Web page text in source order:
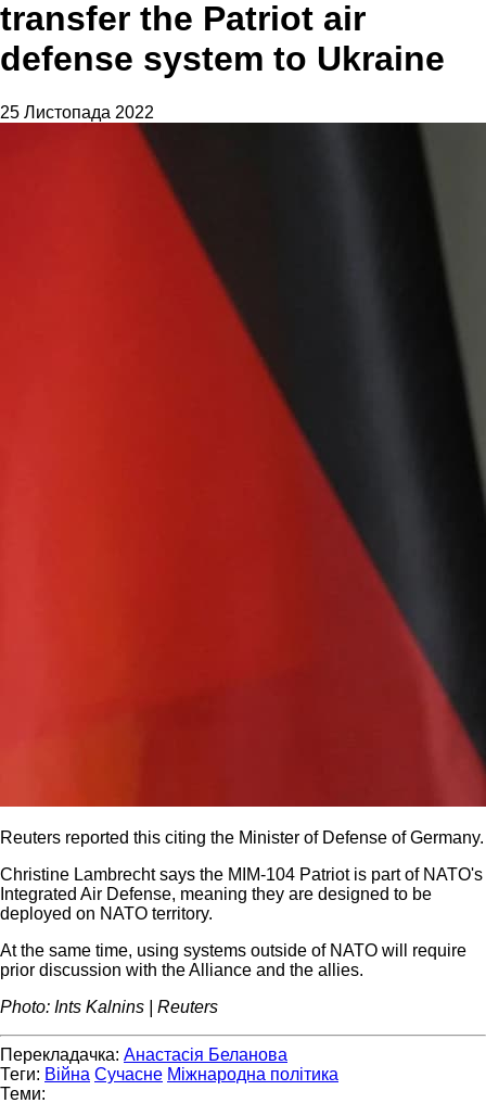
transfer the Patriot air
defense system to Ukraine
25 Листопада 2022
Reuters reported this citing the Minister of Defense of Germany.
Christine Lambrecht says the MIM-104 Patriot is part of NATO's
Integrated Air Defense, meaning they are designed to be
deployed on NATO territory.
At the same time, using systems outside of NATO will require
prior discussion with the Alliance and the allies.
Photo: Ints Kalnins | Reuters
Перекладачка: Анастасія Беланова
Теги: Війна Сучасне Міжнародна політика
Теми: